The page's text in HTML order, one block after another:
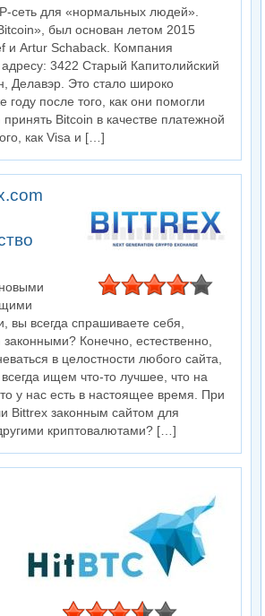
сеть для «нормальных людей».
был основан летом 2015
и Artur Schaback. Компания
3422 Старый Капитолийский
Делавэр. Это стало широко
году после того, как они помогли
Bitcoin в качестве платежной
как Visa и […]
вы всегда спрашиваете себя,
Конечно, естественно,
в целостности любого сайта,
ищем что-то лучшее, что на
у нас есть в настоящее время. При
Bittrex законным сайтом для
криптовалютами? […]